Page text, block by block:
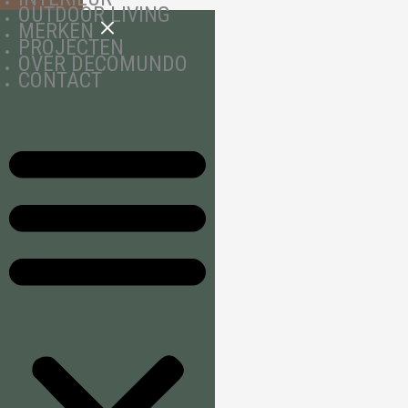
OUTDOOR LIVING
MERKEN
PROJECTEN
OVER DECOMUNDO
CONTACT